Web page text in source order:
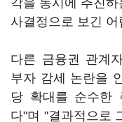
각을 동시에 추진
사결정으로 보긴
다른 금융권 관계
부자 감세 논란을
당 확대를 순수한
다"며 "결과적으로